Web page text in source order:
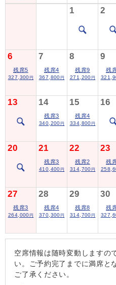
1 2
6
残席5
327,300 円
7
残席4
367,800 円
8
残席9
271,200 円
9
残
13 14
残席3
340,200 円
15
残席4
334,800 円
16
20 21
残席3
410,400 円
22
残席2
314,700 円
23
残
27
残席3
264,000 円
28
残席4
370,300 円
29
残席8
314,700 円
30
残
空席情報は随時変動しますの
い。ご予約完了までに満席と
ご了承ください。